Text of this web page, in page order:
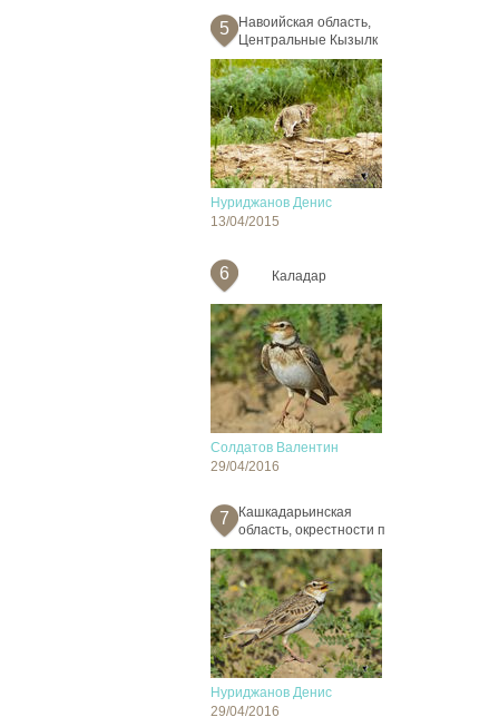
5
Навоийская область,
Центральные Кызылк
Нуриджанов Денис
13/04/2015
6 Каладар
Солдатов Валентин
29/04/2016
7
Кашкадарьинская
область, окрестности п
Нуриджанов Денис
29/04/2016